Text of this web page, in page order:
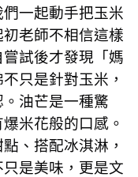
一起動手把玉米
老師不相信這樣
試後才發現「媽
只是針對玉米，
油芒是一種驚
米花般的口感。
、搭配冰淇淋，
是美味，更是文